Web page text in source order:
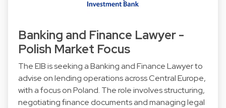
Banking and Finance Lawyer -
Polish Market Focus
The EIB is seeking a Banking and Finance Lawyer to
advise on lending operations across Central Europe,
with a focus on Poland. The role involves structuring,
negotiating finance documents and managing legal